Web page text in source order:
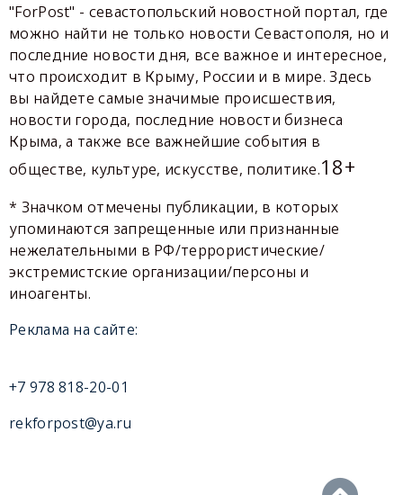
"ForPost" - севастопольский новостной портал, где
можно найти не только новости Севастополя, но и
последние новости дня, все важное и интересное,
что происходит в Крыму, России и в мире. Здесь
вы найдете самые значимые происшествия,
новости города, последние новости бизнеса
Крыма, а также все важнейшие события в
обществе, культуре, искусстве, политике.18+
* Значком отмечены публикации, в которых
упоминаются запрещенные или признанные
нежелательными в РФ/террористические/
экстремистские организации/персоны и
иноагенты.
Реклама на сайте:
+7 978 818-20-01
rekforpost@ya.ru